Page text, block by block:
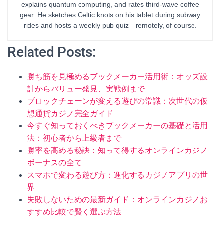
explains quantum computing, and rates third-wave coffee
gear. He sketches Celtic knots on his tablet during subway
rides and hosts a weekly pub quiz—remotely, of course.
Related Posts:
勝ち筋を見極めるブックメーカー活用術：オッズ設
計からバリュー発見、実戦例まで
ブロックチェーンが変える遊びの常識：次世代の仮
想通貨カジノ完全ガイド
今すぐ知っておくべきブックメーカーの基礎と活用
法：初心者から上級者まで
勝率を高める秘訣：知って得するオンラインカジノ
ボーナスの全て
スマホで変わる遊び方：進化するカジノアプリの世
界
失敗しないための最新ガイド：オンラインカジノお
すすめ比較で賢く選ぶ方法